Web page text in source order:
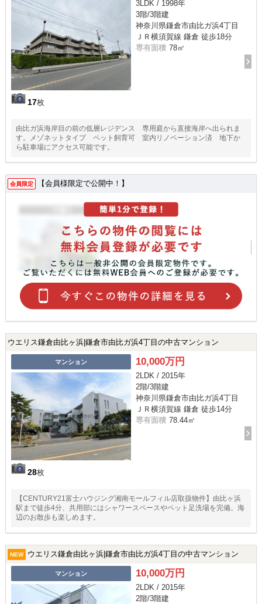
17枚
3LDK / 1998年
3階/3階建
神奈川県鎌倉市由比ガ浜4丁目
ＪＲ横須賀線 鎌倉 徒歩18分
専有面積 78㎡
由比ガ浜海岸目の前の低層レジデンス 専用庭から直接海岸へ出られま
す。メゾネットタイプ ペット飼育可 室内リノベーション済 地下か
ら駐車場にアクセス可能です。
会員限定 【会員様限定で公開中！】
ウエリス鎌倉由比ヶ浜|鎌倉市由比ガ浜4丁目の中古マンション
マンション
28枚
10,000万円
2LDK / 2015年
2階/3階建
神奈川県鎌倉市由比ガ浜4丁目
ＪＲ横須賀線 鎌倉 徒歩14分
専有面積 78.44㎡
【CENTURY21富士ハウジング湘南モールフィル店取扱物件】由比ヶ浜
駅まで徒歩4分、共用部にはシャワースペースやペット足洗場を完備。海
辺のお散歩も楽しめます。
NEW ウエリス鎌倉由比ヶ浜|鎌倉市由比ガ浜4丁目の中古マンション
マンション 10,000万円
2LDK / 2015年
2階/3階建